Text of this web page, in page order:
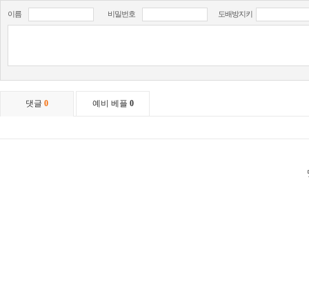
이름 비밀번호 도배방지키
댓글 0 예비 베플 0